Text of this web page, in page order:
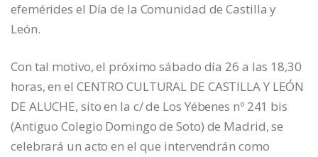
efemérides el Día de la Comunidad de Castilla y
León.
Con tal motivo, el próximo sábado día 26 a las 18,30
horas, en el CENTRO CULTURAL DE CASTILLA Y LEÓN
DE ALUCHE, sito en la c/ de Los Yébenes nº 241 bis
(Antiguo Colegio Domingo de Soto) de Madrid, se
celebrará un acto en el que intervendrán como